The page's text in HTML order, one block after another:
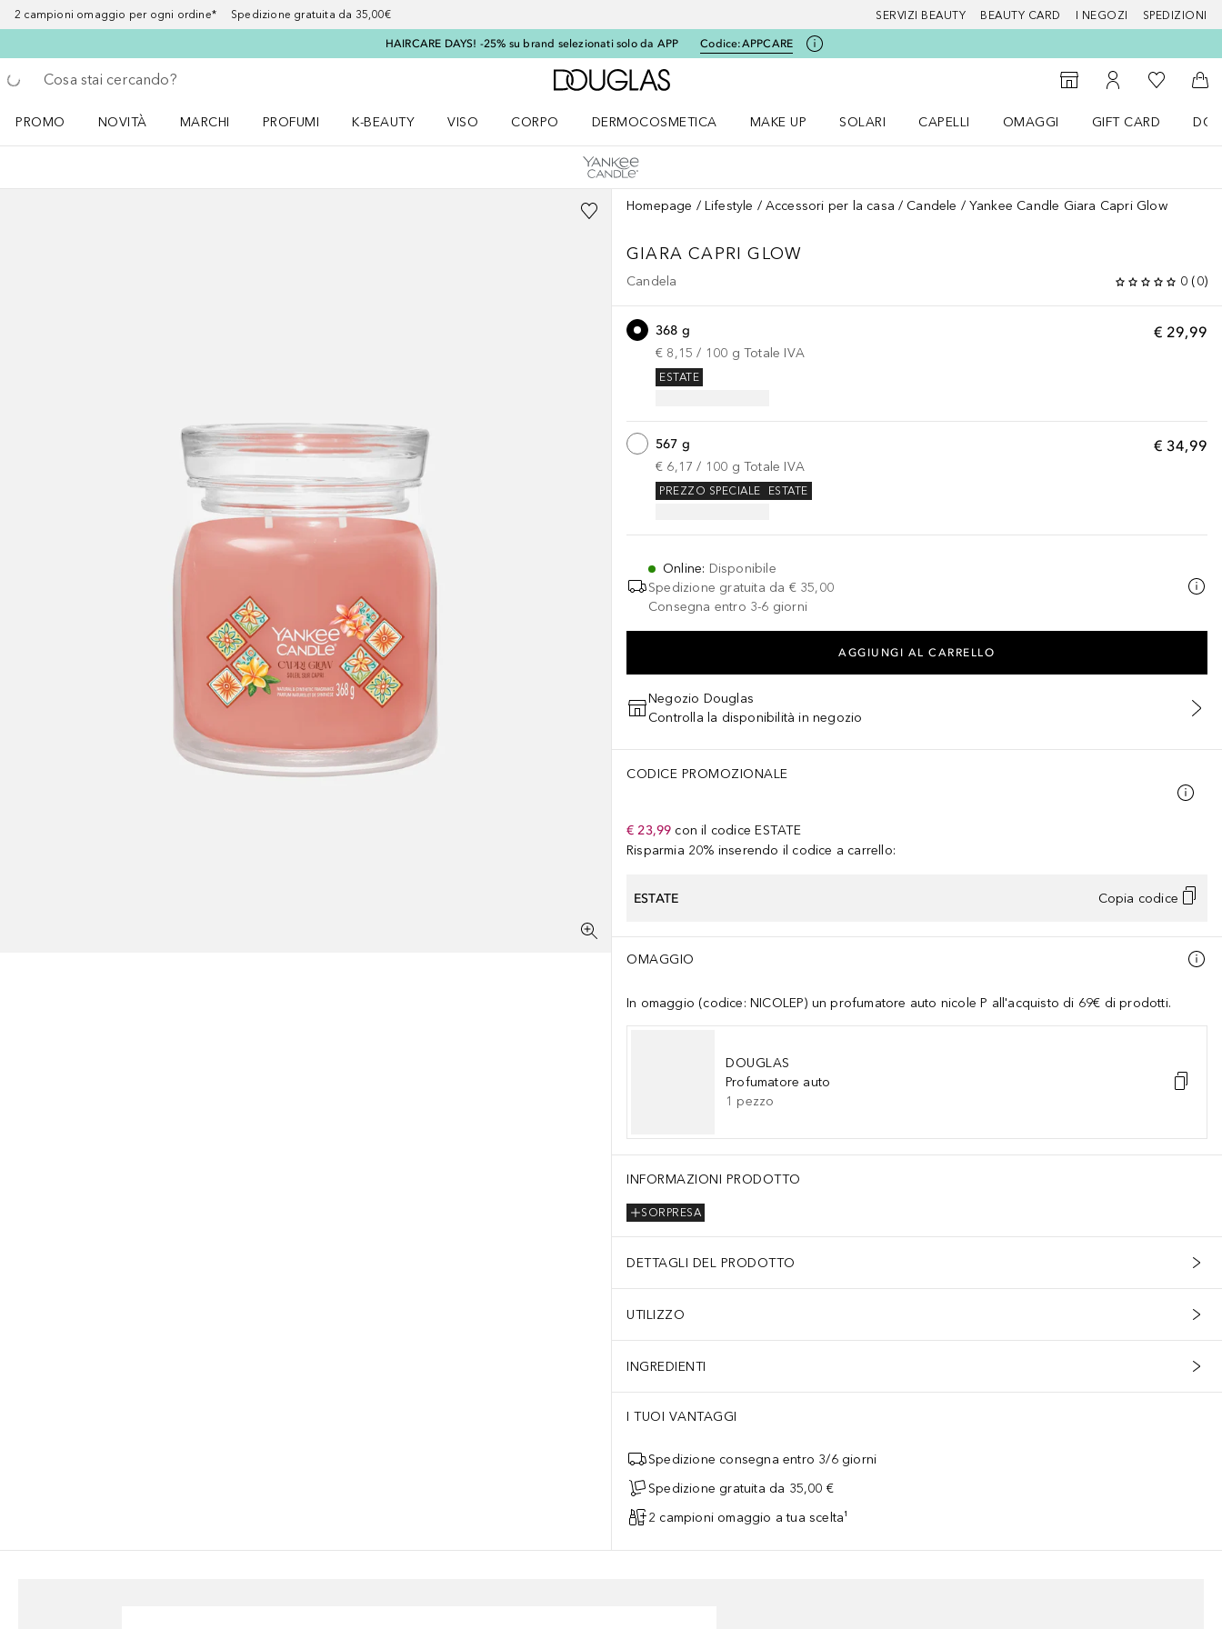
2 campioni omaggio per ogni ordine* Spedizione gratuita da 35,00€ SERVIZI BEAUTY BEAUTY CARD I NEGOZI SPEDIZIONI
HAIRCARE DAYS! -25% su brand selezionati solo da APP Codice:APPCARE
Torna indietro
Esegui ricerca
A Douglas Home
StorefinderAl Mio Account
Alla Mia
Al
PROMO
NOVITÀ
MARCHI
PROFUMI
K-BEAUTY
VISO
CORPO
DERMOCOSMETICA
MAKE UP
SOLARI
CAPELLI
OMAGGI
GIFT CARD
Homepage Lifestyle Accessori per la casa Candele Yankee Candle Giara Capri Glow
GIARA CAPRI GLOW
Candela 0 (0)
€ 29,99
368 g
€ 8,15 / 100 g Totale IVA
ESTATE
€ 34,99
567 g
€ 6,17 / 100 g Totale IVA
ESTATE
PREZZO SPECIALE
Online: Disponibile
Spedizione gratuita da € 35,00
Consegna entro 3-6 giorni
AGGIUNGI AL CARRELLO
Negozio Douglas
Controlla la disponibilità in negozio
CODICE PROMOZIONALE
€ 23,99 con il codice ESTATE
Risparmia 20% inserendo il codice a carrello:
ESTATE Copia codice
OMAGGIO
In omaggio (codice: NICOLEP) un profumatore auto nicole P all'acquisto di 69€ di prodotti.
DOUGLAS
Profumatore auto
1 pezzo
INFORMAZIONI PRODOTTO
SORPRESA
DETTAGLI DEL PRODOTTO
UTILIZZO
INGREDIENTI
I TUOI VANTAGGI
Spedizione consegna entro 3/6 giorni
Spedizione gratuita da 35,00 €
2 campioni omaggio a tua scelta¹